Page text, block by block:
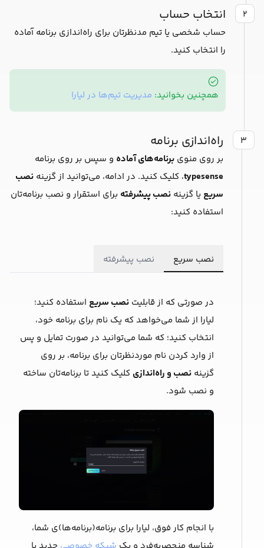
۲ انتخاب حساب
حساب شخصی یا تیم مدنظرتان برای راه‌اندازی برنامه آماده
را انتخاب کنید.
همچنین بخوانید: مدیریت تیم‌ها در لیارا
۳ راه‌اندازی برنامه
بر روی منوی برنامه‌های آماده و سپس بر روی برنامه
typesense، کلیک کنید. در ادامه، می‌توانید از گزینه نصب
سریع یا گزینه نصب پیشرفته برای استقرار و نصب برنامه‌تان
استفاده کنید:
نصب سریع نصب پیشرفته
در صورتی که از قابلیت نصب سریع استفاده کنید؛
لیارا از شما می‌خواهد که یک ‌نام برای برنامه خود،
انتخاب کنید؛ که شما می‌توانید در صورت تمایل و پس
از وارد کردن نام موردنظرتان برای برنامه، بر روی
گزینه نصب و راه‌اندازی کلیک کنید تا برنامه‌‌تان ساخته
و نصب شود.
با انجام کار فوق، لیارا برای برنامه(برنامه‌ها)ی شما،